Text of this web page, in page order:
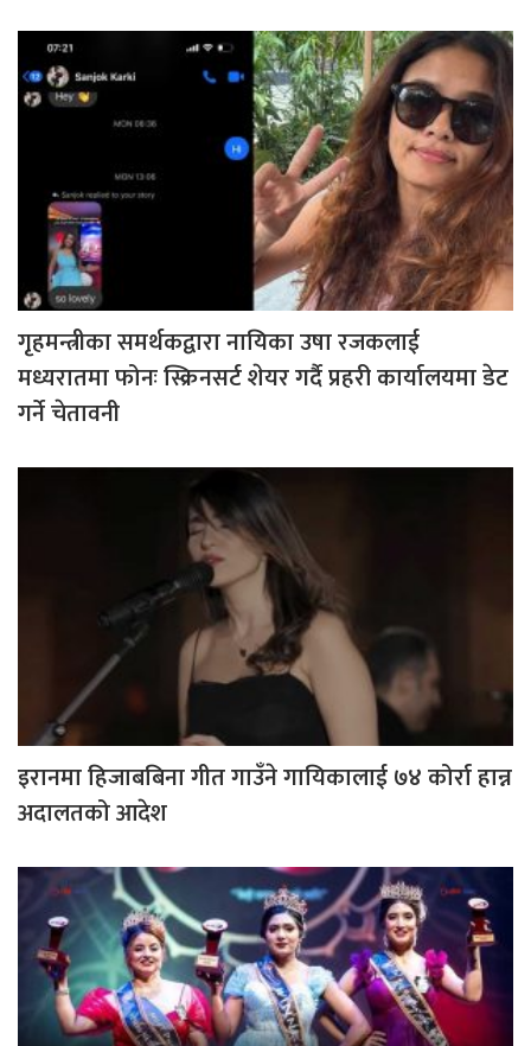
गृहमन्त्रीका समर्थकद्वारा नायिका उषा रजकलाई
मध्यरातमा फोनः स्क्रिनसर्ट शेयर गर्दै प्रहरी कार्यालयमा डेट
गर्ने चेतावनी
इरानमा हिजाबबिना गीत गाउँने गायिकालाई ७४ कोर्रा हान्न
अदालतको आदेश